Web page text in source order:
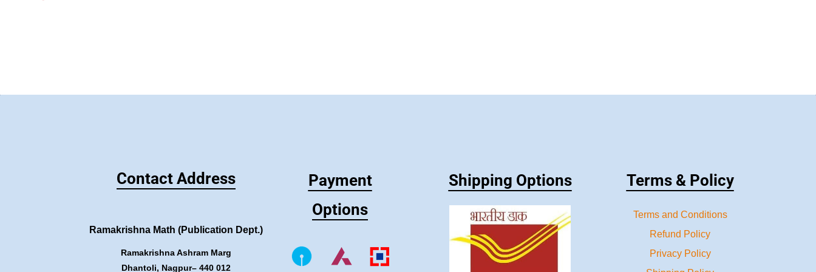
Contact Address
Ramakrishna Math (Publication Dept.)
Ramakrishna Ashram Marg
Dhantoli, Nagpur– 440 012
Payment
Options
Shipping Options Terms & Policy
Terms and Conditions
Refund Policy
Privacy Policy